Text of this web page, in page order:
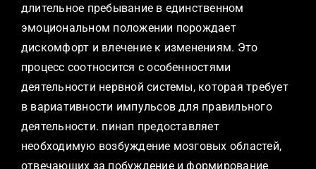
длительное пребывание в единственном
эмоциональном положении порождает
дискомфорт и влечение к изменениям. Это
процесс соотносится с особенностями
деятельности нервной системы, которая требует
в вариативности импульсов для правильного
деятельности. пинап предоставляет
необходимую возбуждение мозговых областей,
отвечающих за побуждение и формирование